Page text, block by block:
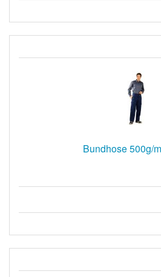
Bundhose 500g/